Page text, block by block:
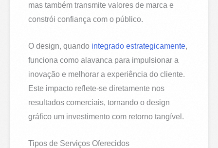
mas também transmite valores de marca e
constrói confiança com o público.
O design, quando integrado estrategicamente,
funciona como alavanca para impulsionar a
inovação e melhorar a experiência do cliente.
Este impacto reflete-se diretamente nos
resultados comerciais, tornando o design
gráfico um investimento com retorno tangível.
Tipos de Serviços Oferecidos